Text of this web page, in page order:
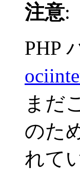
注意:
PHP
まだ
のた
れて